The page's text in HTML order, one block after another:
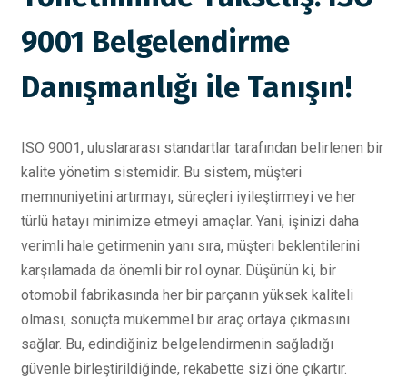
9001 Belgelendirme
Danışmanlığı ile Tanışın!
ISO 9001, uluslararası standartlar tarafından belirlenen bir
kalite yönetim sistemidir. Bu sistem, müşteri
memnuniyetini artırmayı, süreçleri iyileştirmeyi ve her
türlü hatayı minimize etmeyi amaçlar. Yani, işinizi daha
verimli hale getirmenin yanı sıra, müşteri beklentilerini
karşılamada da önemli bir rol oynar. Düşünün ki, bir
otomobil fabrikasında her bir parçanın yüksek kaliteli
olması, sonuçta mükemmel bir araç ortaya çıkmasını
sağlar. Bu, edindiğiniz belgelendirmenin sağladığı
güvenle birleştirildiğinde, rekabette sizi öne çıkartır.